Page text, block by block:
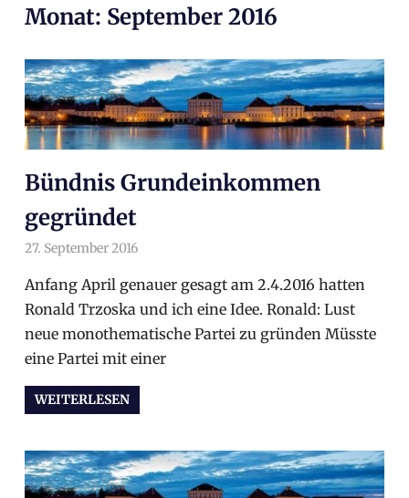
Inhalt
Monat: September 2016
Bündnis Grundeinkommen
gegründet
27. September 2016
Anfang April genauer gesagt am 2.4.2016 hatten
Ronald Trzoska und ich eine Idee. Ronald: Lust
neue monothematische Partei zu gründen Müsste
eine Partei mit einer
WEITERLESEN